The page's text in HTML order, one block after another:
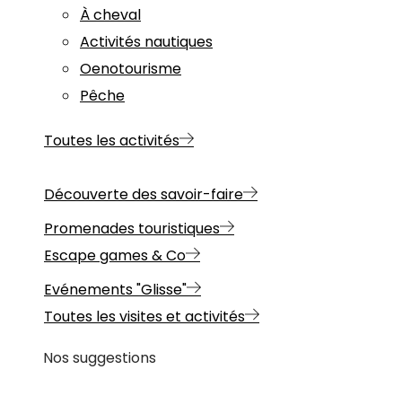
À cheval
Activités nautiques
Oenotourisme
Pêche
Toutes les activités
Découverte des savoir-faire
Promenades touristiques
Escape games & Co
Evénements "Glisse"
Toutes les visites et activités
Nos suggestions